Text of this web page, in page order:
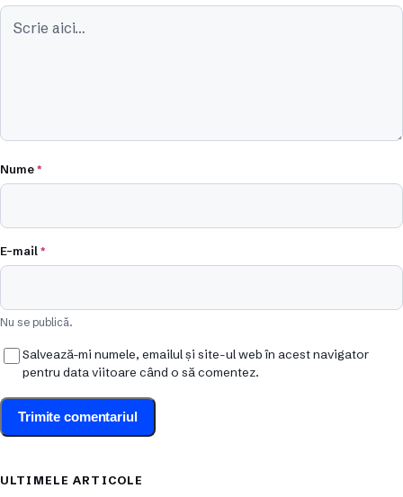
Nume*
E-mail*
Nu se publică.
Salvează-mi numele, emailul și site-ul web în acest navigator
pentru data viitoare când o să comentez.
ULTIMELE ARTICOLE